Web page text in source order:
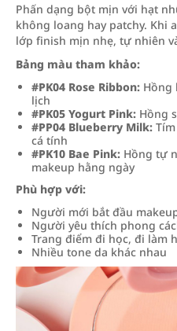
Phấn dạng bột mịn với hạt
không loang hay patchy. Khi
lớp finish mịn nhẹ, tự nhiên
Bảng màu tham khảo:
#PK04 Rose Ribbon: Hồng
lịch
#PK05 Yogurt Pink: Hồng
#PP04 Blueberry Milk:
cá tính
#PK10 Bae Pink: Hồng tự
makeup hằng ngày
Phù hợp với:
Người mới bắt đầu
Người yêu thích phong
Trang điểm đi học, đi làm
Nhiều tone da khác nhau